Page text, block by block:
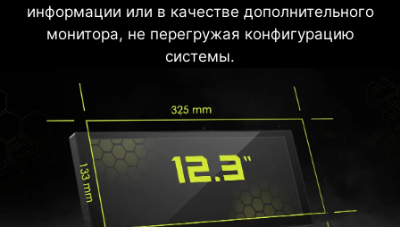
информации или в качестве дополнительного
монитора, не перегружая конфигурацию
системы.